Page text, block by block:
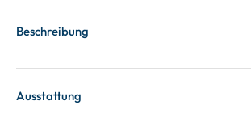
Beschreibung
Ausstattung